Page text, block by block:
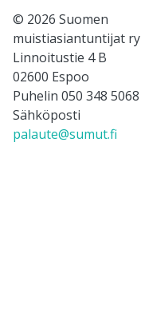
© 2026 Suomen
muistiasiantuntijat ry
Linnoitustie 4 B
02600 Espoo
Puhelin 050 348 5068
Sähköposti
palaute@sumut.fi